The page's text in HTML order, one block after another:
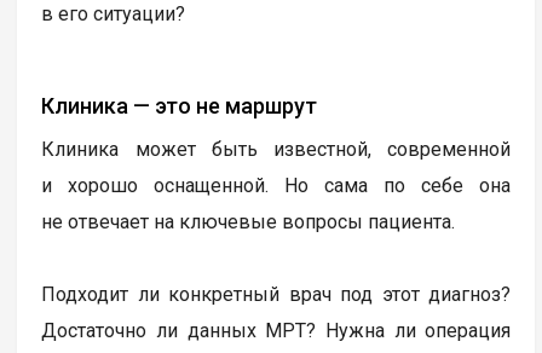
в его ситуации?
Клиника — это не маршрут
Клиника может быть известной, современной
и хорошо оснащенной. Но сама по себе она
не отвечает на ключевые вопросы пациента.
Подходит ли конкретный врач под этот диагноз?
Достаточно ли данных МРТ? Нужна ли операция